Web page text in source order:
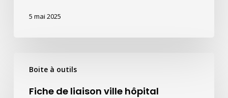
CPTS5 mai 2025
Boite à outils
Fiche de liaison ville hôpital